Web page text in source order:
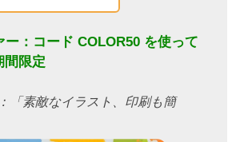
ー：コード COLOR50 を使って
間限定
「素敵なイラスト、印刷も簡